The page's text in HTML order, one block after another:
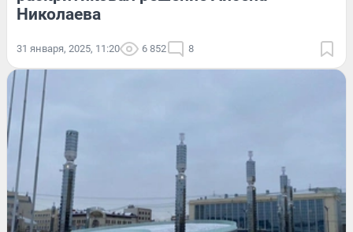
Николаева
31 января, 2025, 11:20 6 852 8